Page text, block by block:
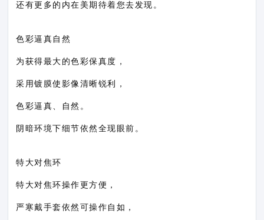
还有更多的内在美期待着您去发现。
色彩逼真自然
为获得最大的色彩保真度，
采用镀膜使影像清晰锐利，
色彩逼真、自然。
阴暗环境下细节依然全现眼前。
特大对焦环
特大对焦环操作更方便，
严寒戴手套依然可操作自如，